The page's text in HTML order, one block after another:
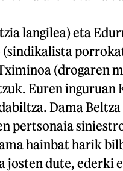
langilea) eta
(drogaren
Euren inguruan
Dama
pertsonaia
hainbat harik
josten dute, ederki